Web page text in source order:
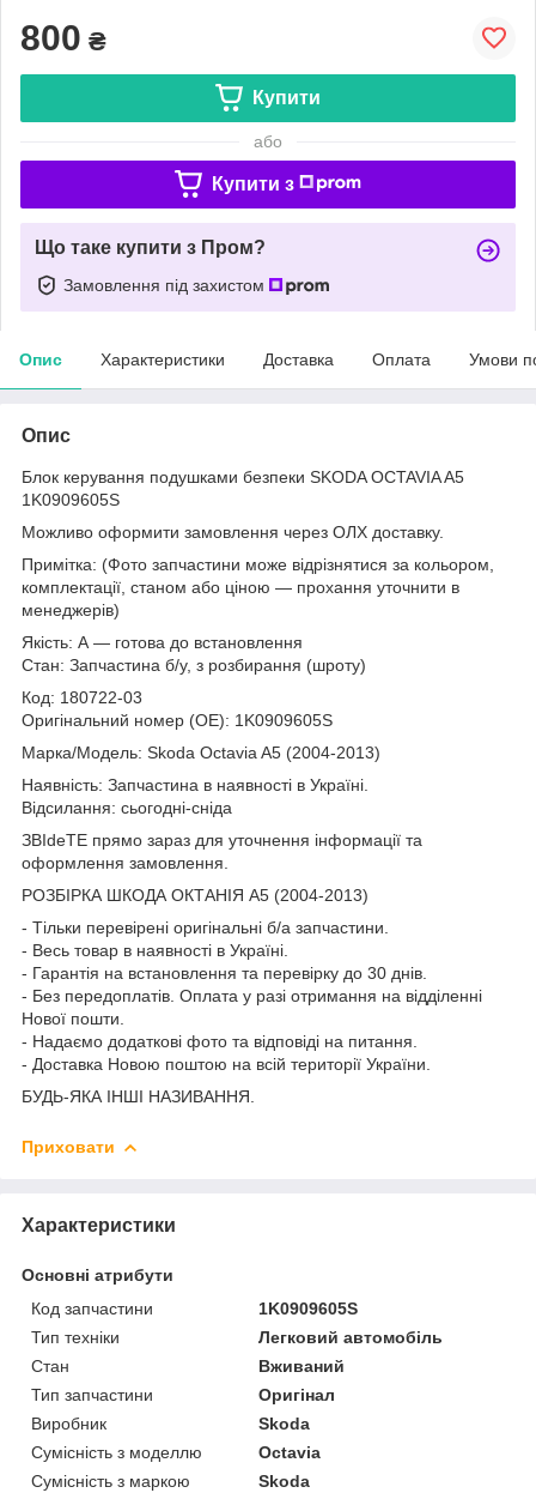
800 ₴
Купити
або
Купити з
Що таке купити з Пром?
Замовлення під захистом
Опис Характеристики Доставка Оплата Умови
Опис
Блок керування подушками безпеки SKODA OCTAVIA A5
1K0909605S
Можливо оформити замовлення через ОЛХ доставку.
Примітка: (Фото запчастини може відрізнятися за кольором,
комплектації, станом або ціною — прохання уточнити в
менеджерів)
Якість: А — готова до встановлення
Стан: Запчастина б/у, з розбирання (шроту)
Код: 180722-03
Оригінальний номер (ОЕ): 1K0909605S
Марка/Модель: Skoda Octavia A5 (2004-2013)
Наявність: Запчастина в наявності в Україні.
Відсилання: сьогодні-сніда
ЗВІdeТЕ прямо зараз для уточнення інформації та
оформлення замовлення.
РОЗБІРКА ШКОДА ОКТАНІЯ A5 (2004-2013)
- Тільки перевірені оригінальні б/а запчастини.
- Весь товар в наявності в Україні.
- Гарантія на встановлення та перевірку до 30 днів.
- Без передоплатів. Оплата у разі отримання на відділенні
Нової пошти.
- Надаємо додаткові фото та відповіді на питання.
- Доставка Новою поштою на всій території України.
БУДЬ-ЯКА ІНШІ НАЗИВАННЯ.
Приховати
Характеристики
Основні атрибути
Код запчастини
1K0909605S
Тип техніки
Легковий автомобіль
Стан
Вживаний
Тип запчастини
Оригінал
Виробник
Skoda
Сумісність з моделлю
Octavia
Сумісність з маркою
Skoda